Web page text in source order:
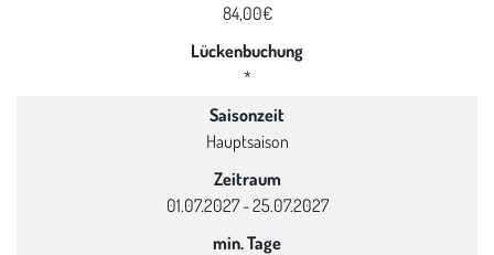
84,00€
Lückenbuchung
*
Saisonzeit
Hauptsaison
Zeitraum
01.07.2027 - 25.07.2027
min. Tage